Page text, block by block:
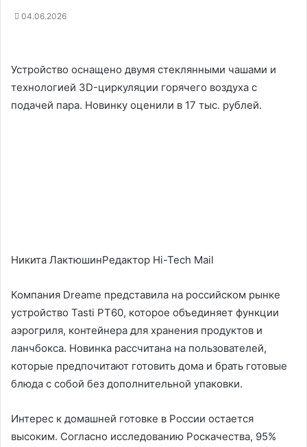
04.06.2026
Устройство оснащено двумя стеклянными чашами и
технологией 3D-циркуляции горячего воздуха с
подачей пара. Новинку оценили в 17 тыс. рублей.
Никита ЛактюшинРедактор Hi-Tech Mail
Компания Dreame представила на российском рынке
устройство Tasti PT60, которое объединяет функции
аэрогриля, контейнера для хранения продуктов и
ланчбокса. Новинка рассчитана на пользователей,
которые предпочитают готовить дома и брать готовые
блюда с собой без дополнительной упаковки.
Интерес к домашней готовке в России остается
высоким. Согласно исследованию Роскачества, 95%